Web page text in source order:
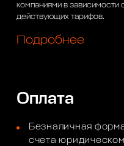
компаниями в зависимости
действующих тарифов.
Подробнее
Оплата
Безналичная
счета